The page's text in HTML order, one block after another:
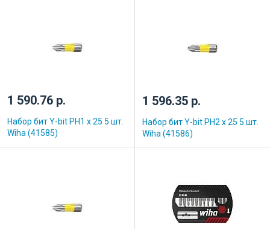
1 590.76 р.
Набор бит Y-bit РН1 x 25 5 шт.
Wiha (41585)
1 596.35 р.
Набор бит Y-bit PH2 x 25 5 шт.
Wiha (41586)